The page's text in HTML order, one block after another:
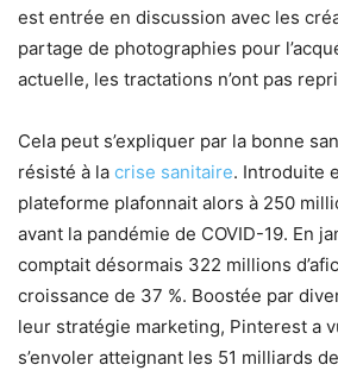
est entrée en discussion avec les
partage de photographies pour
actuelle, les tractations n’ont pas
Cela peut s’expliquer par la bonne
résisté à la crise sanitaire. Introduite
plateforme plafonnait alors à 250
avant la pandémie de COVID-19. En
comptait désormais 322 millions
croissance de 37 %. Boostée par
leur stratégie marketing, Pinterest a
s’envoler atteignant les 51 milliards